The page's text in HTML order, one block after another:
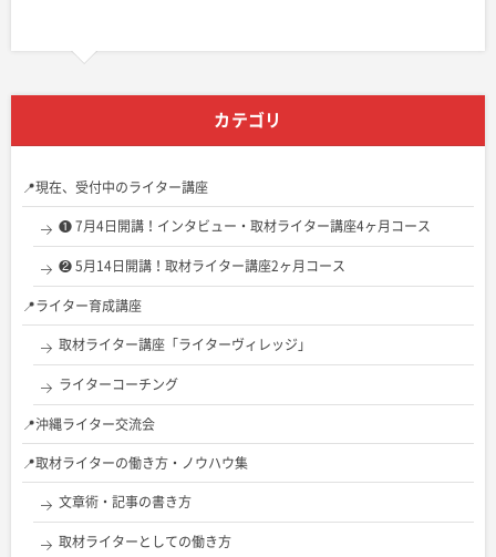
カテゴリ
📍現在、受付中のライター講座
❶ 7月4日開講！インタビュー・取材ライター講座4ヶ月コース
❷ 5月14日開講！取材ライター講座2ヶ月コース
📍ライター育成講座
取材ライター講座「ライターヴィレッジ」
ライターコーチング
📍沖縄ライター交流会
📍取材ライターの働き方・ノウハウ集
文章術・記事の書き方
取材ライターとしての働き方